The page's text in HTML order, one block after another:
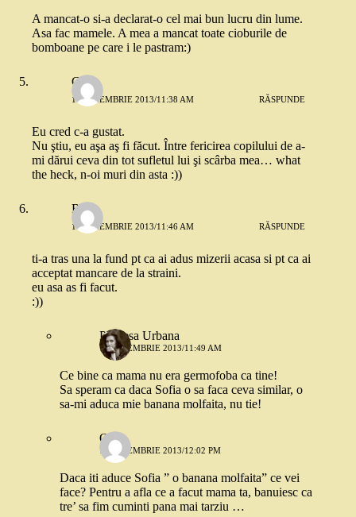
A mancat-o si-a declarat-o cel mai bun lucru din lume.
Asa fac mamele. A mea a mancat toate cioburile de
bomboane pe care i le pastram:)
Greta
11 NOIEMBRIE 2013/11:38 AM RĂSPUNDE
Eu cred c-a gustat.
Nu ştiu, eu aşa aş fi făcut. Între fericirea copilului de a-
mi dărui ceva din tot sufletul lui şi scârba mea… what
the heck, n-oi muri din asta :))
Robo
11 NOIEMBRIE 2013/11:46 AM RĂSPUNDE
ti-a tras una la fund pt ca ai adus mizerii acasa si pt ca ai
acceptat mancare de la straini.
eu asa as fi facut.
:))
Printesa Urbana
11 NOIEMBRIE 2013/11:49 AM
Ce bine ca mama nu era germofoba ca tine!
Sa speram ca daca Sofia o sa faca ceva similar, o
sa-mi aduca mie banana molfaita, nu tie!
Oana
11 NOIEMBRIE 2013/12:02 PM
Daca iti aduce Sofia ” o banana molfaita” ce vei
face? Pentru a afla ce a facut mama ta, banuiesc ca
tre’ sa fim cuminti pana mai tarziu …